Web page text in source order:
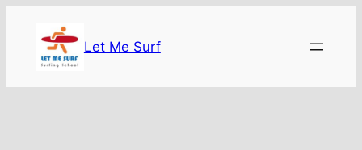
Let Me Surf